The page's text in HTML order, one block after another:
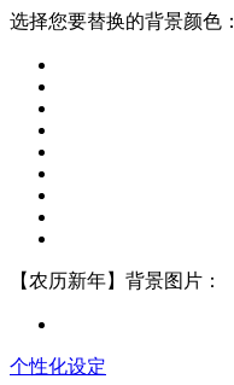
选择您要替换的背景颜色：
【农历新年】背景图片：
个性化设定